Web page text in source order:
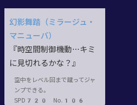
幻影舞踏（ミラージュ・
マニューバ）
『時空間制御機動…キミ
に見切れるかな？』
空中をレベル回まで蹴ってジャ
ンプできる。
SPD720 No.106